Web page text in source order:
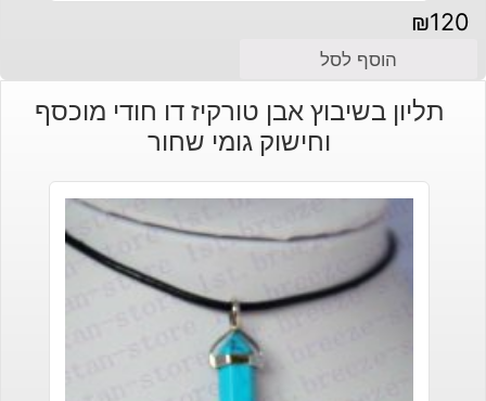
₪120
הוסף לסל
תליון בשיבוץ אבן טורקיז דו חודי מוכסף
וחישוק גומי שחור